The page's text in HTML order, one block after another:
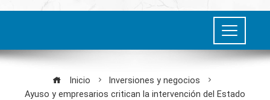
Inicio
Inversiones y negocios
Ayuso y empresarios critican la intervención del Estado